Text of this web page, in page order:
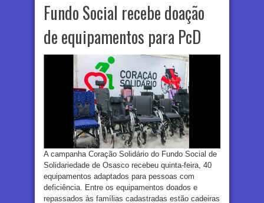
Fundo Social recebe doação
de equipamentos para PcD
A campanha Coração Solidário do Fundo Social de
Solidariedade de Osasco recebeu quinta-feira, 40
equipamentos adaptados para pessoas com
deficiência. Entre os equipamentos doados e
repassados às famílias cadastradas estão cadeiras